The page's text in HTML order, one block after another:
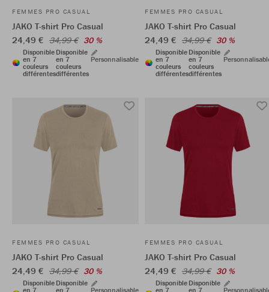
FEMMES PRO CASUAL
JAKO T-shirt Pro Casual
24,49 € 34,99 € 30 %
Disponible
en 7
couleurs
différentes
Disponible
en 7
couleurs
différentes
Personnalisable
FEMMES PRO CASUAL
JAKO T-shirt Pro Casual
24,49 € 34,99 € 30 %
Disponible
en 7
couleurs
différentes
Disponible
en 7
couleurs
différentes
FEMMES PRO CASUAL
JAKO T-shirt Pro Casual
24,49 € 34,99 € 30 %
Disponible
en 7
Disponible
en 7
Personnalisable
FEMMES PRO CASUAL
JAKO T-shirt Pro Casual
24,49 € 34,99 € 30 %
Disponible
en 7
Disponible
en 7